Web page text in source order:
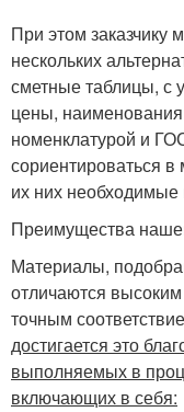
При этом заказчику
нескольких
сметные таблицы, с
цены,
номенклатурой и
сориентироваться
их них необходимые
Преимущества
Материалы,
отличаются
точным
достигается это
выполняемых в
включающих в себя: